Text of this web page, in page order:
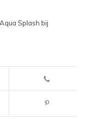
Splash bij